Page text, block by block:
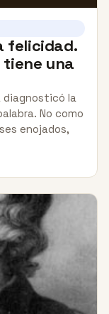
felicidad.
tiene una
diagnosticó la
No como
enojados,